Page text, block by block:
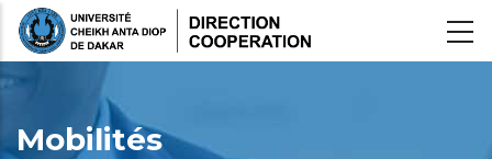
Aller
Mobilités